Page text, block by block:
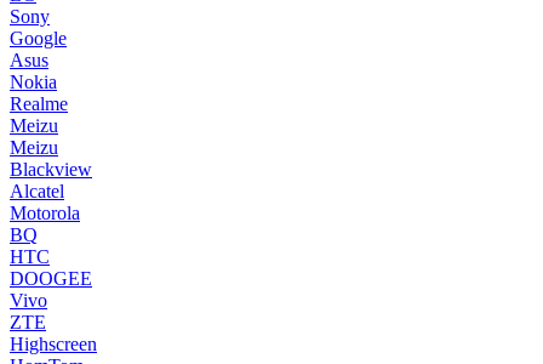
Sony
Google
Asus
Nokia
Realme
Meizu
Meizu
Blackview
Alcatel
Motorola
BQ
HTC
DOOGEE
Vivo
ZTE
Highscreen